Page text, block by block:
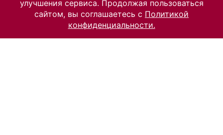
улучшения сервиса. Продолжая пользоваться
сайтом, вы соглашаетесь с Политикой
конфиденциальности.